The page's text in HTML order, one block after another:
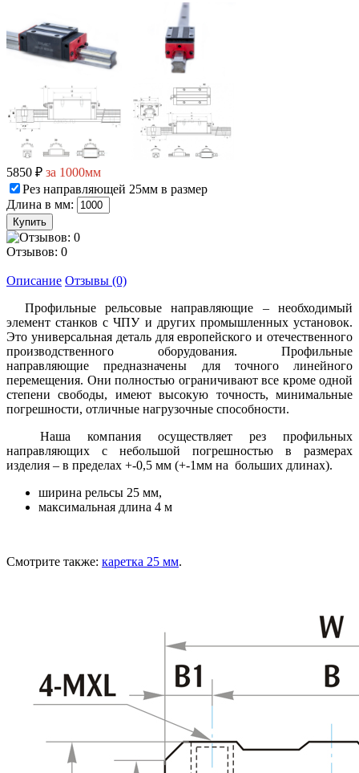
5850 ₽ за 1000мм
Рез направляющей 25мм в размер
Длина в мм:
Отзывов: 0
Описание Отзывы (0)
Профильные рельсовые направляющие – необходимый
элемент станков с ЧПУ и других промышленных установок.
Это универсальная деталь для европейского и отечественного
производственного оборудования. Профильные
направляющие предназначены для точного линейного
перемещения. Они полностью ограничивают все кроме одной
степени свободы, имеют высокую точность, минимальные
погрешности, отличные нагрузочные способности.
Наша компания осуществляет рез профильных
направляющих с небольшой погрешностью в размерах
изделия – в пределах +-0,5 мм (+-1мм на больших длинах).
ширина рельсы 25 мм,
максимальная длина 4 м
Смотрите также: каретка 25 мм.